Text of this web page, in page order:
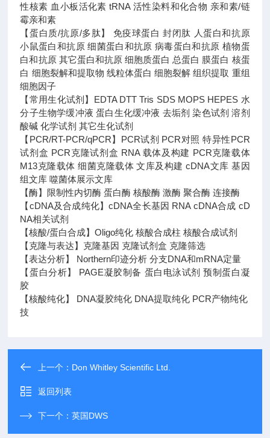
性核素 血小板活化素 tRNA 活性染料和化合物 亲和素/链
霉亲和素
【蛋白质/抗原/多肽】 免疫球蛋白 封闭肽 人蛋白和抗原
小鼠蛋白和抗原 细菌蛋白和抗原 病毒蛋白和抗原 植物蛋
白和抗原 其它蛋白和抗原 细胞质蛋白 总蛋白 膜蛋白 核蛋
白 细胞裂解和提取物 线粒体蛋白 细胞裂解 组织提取 重组
细胞因子
【常用生化试剂】EDTA DTT Tris SDS MOPS HEPES 水
分子生物学缓冲液 蛋白生化缓冲液 去垢剂 染色试剂 溶剂
酸碱 化学试剂 其它生化试剂
【PCR/RT-PCR/qPCR】PCR试剂 PCR对照 特异性PCR
试剂盒 PCR克隆试剂盒 RNA 载体及构建 PCR克隆载体
M13克隆载体 细菌克隆载体 文库及构建 cDNA文库 基因
组文库 噬菌体展示文库
【酶】限制性内切酶 蛋白酶 核酸酶 激酶 聚合酶 连接酶
【cDNA及合成纯化】cDNA全长基因 RNA cDNA合成 cD
NA相关试剂
【核酸/蛋白合成】Oligo纯化 核酸合成柱 核酸合成试剂
【克隆与表达】克隆基因 克隆试剂盒 克隆筛选
【表达分析】 Northern印迹分析 分支DNA和mRNA定量
【蛋白分析】 PAGE凝胶制备 蛋白电泳试剂 预制蛋白凝
胶
【核酸纯化】 DNA凝胶纯化 DNA提取纯化 PCR产物纯化
技
上一个： Don Whitley Scientific Ltd.
返回列表
下一个：英国DWS